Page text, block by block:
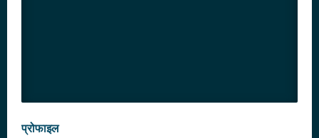
प्रोफाइल